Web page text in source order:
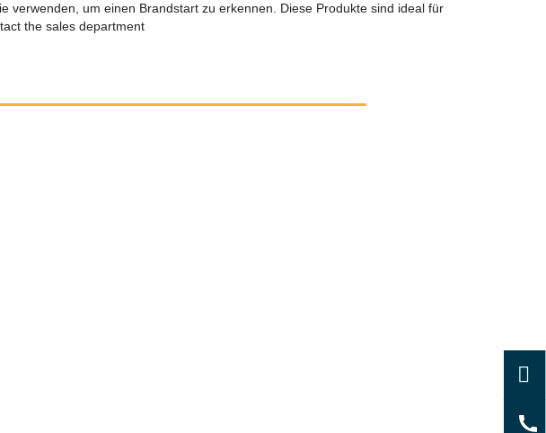
verwenden, um einen Brandstart zu erkennen. Diese Produkte sind ideal für
the sales department